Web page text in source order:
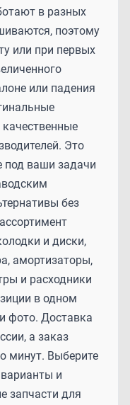
в разных
поэтому
или при первых
или падения
качественные
Это
под ваши задачи
без
и диски,
амортизаторы,
и расходники
в одном
фото. Доставка
а заказ
минут. Выберите
и
запчасти для